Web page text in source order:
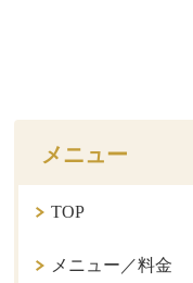
メニュー
TOP
メニュー／料金